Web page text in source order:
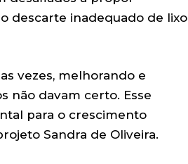
descarte inadequado de lixo
vezes, melhorando e
não davam certo. Esse
para o crescimento
Sandra de Oliveira.